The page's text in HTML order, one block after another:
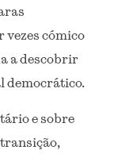
vezes cómico
a descobrir
democrático.
e sobre